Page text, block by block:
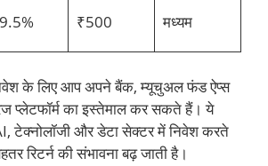
₹500 मध्यम
के लिए आप अपने बैंक, म्यूचुअल फंड ऐप्स
प्लेटफॉर्म का इस्तेमाल कर सकते हैं। ये
टेक्नोलॉजी और डेटा सेक्टर में निवेश करते
रिटर्न की संभावना बढ़ जाती है।